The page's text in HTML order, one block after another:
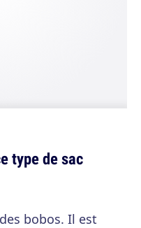
type de sac
bobos. Il est